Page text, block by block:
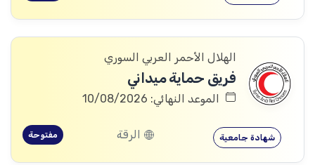
الهلال الأحمر العربي السوري
فريق حماية ميداني
الموعد النهائي: 10/08/2026
شهادة جامعية الرقة مفتوحة